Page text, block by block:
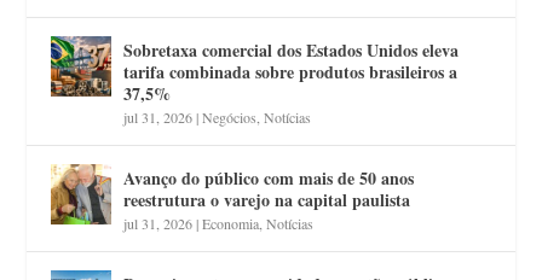
Sobretaxa comercial dos Estados Unidos eleva
tarifa combinada sobre produtos brasileiros a
37,5%
jul 31, 2026|Negócios ,Notícias
Avanço do público com mais de 50 anos
reestrutura o varejo na capital paulista
jul 31, 2026|Economia ,Notícias